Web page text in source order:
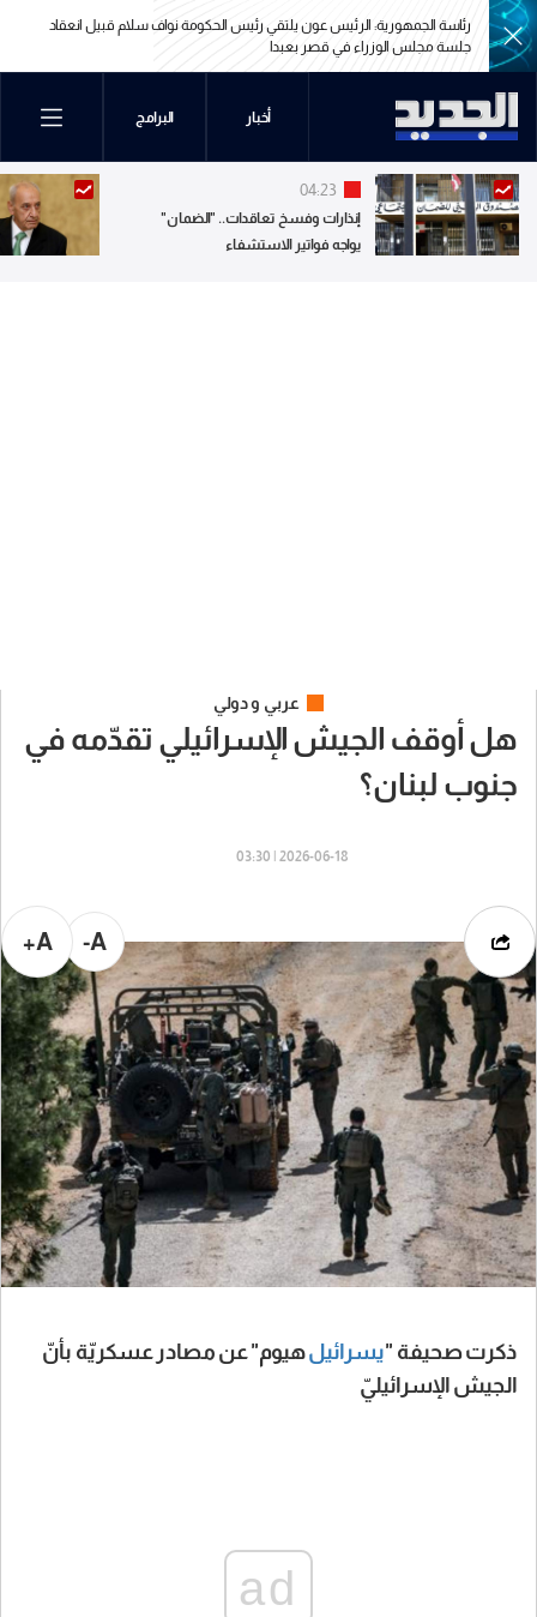
رئاسة الجمهورية: الرئيس عون يلتقي رئيس الحكومة نواف سلام قبيل انعقاد
جلسة مجلس الوزراء في قصر بعبدا
رئاسة الجمهورية: الرئيس عون يلتقي رئيس الحكومة نواف سلام قبيل انعقاد
جلسة مجلس الوزراء في قصر بعبداأخبار البرامج
04:23
إنذارات وفسخ تعاقدات.. "الضمان"
يواجه فواتير الاستشفاء
عربي و دولي
هل أوقف الجيش الإسرائيلي تقدّمه في
جنوب لبنان؟
2026-06-18 | 03:30
A-
A+
ذكرت صحيفة "يسرائيلهيوم" عن مصادر عسكريّة بأنّ
الجيش الإسرائيليّ
ad